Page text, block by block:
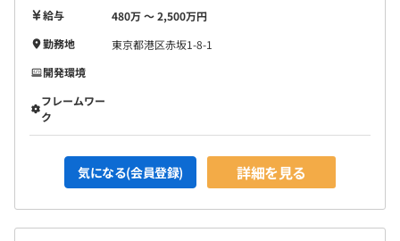
給与
480万 〜 2,500万円
勤務地
東京都港区赤坂1-8-1
開発環境
フレームワー
ク
気になる(会員登録) 詳細を見る